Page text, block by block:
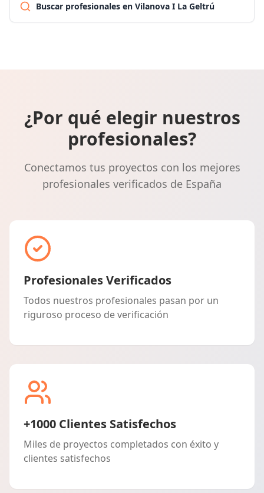
Buscar profesionales en Vilanova I La Geltrú
¿Por qué elegir nuestros
profesionales?
Conectamos tus proyectos con los mejores
profesionales verificados de España
Profesionales Verificados
Todos nuestros profesionales pasan por un
riguroso proceso de verificación
+1000 Clientes Satisfechos
Miles de proyectos completados con éxito y
clientes satisfechos